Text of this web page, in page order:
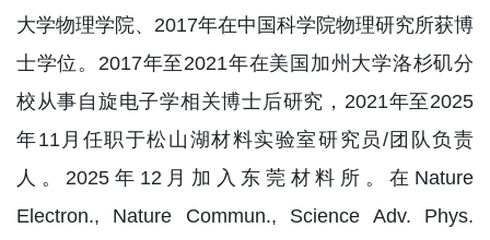
大学物理学院、2017年在中国科学院物理研究所获博
士学位。2017年至2021年在美国加州大学洛杉矶分
校从事自旋电子学相关博士后研究，2021年至2025
年11月任职于松山湖材料实验室研究员/团队负责
人。2025年12月加入东莞材料所。在Nature
Electron., Nature Commun., Science Adv. Phys.